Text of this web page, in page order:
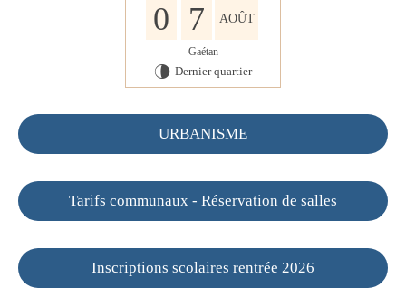
0 7 AOÛT
Gaétan
U Dernier quartier
URBANISME
Tarifs communaux - Réservation de salles
Inscriptions scolaires rentrée 2026